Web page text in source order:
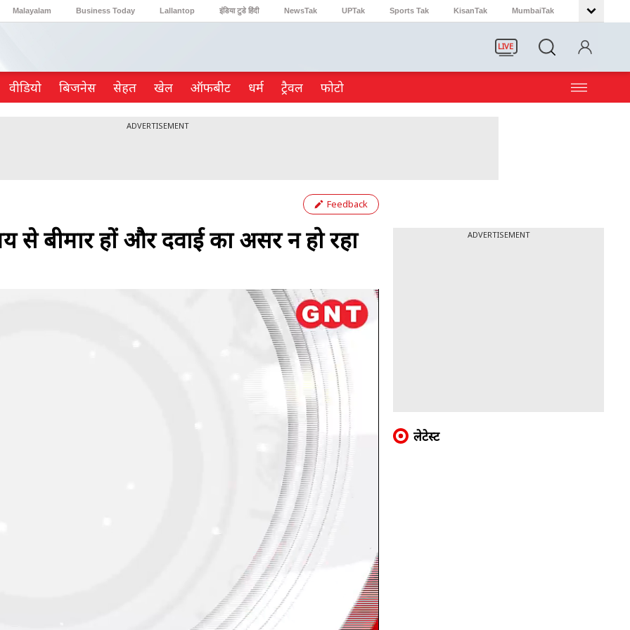
Malayalam Business Today Lallantop इंडिया टुडे हिंदी NewsTak UPTak Sports Tak KisanTak MumbaiTak
LIVE
वीडियो ब‍िजनेस सेहत खेल ऑफबीट धर्म ट्रैवल फोटो
ADVERTISEMENT
Feedback
बीमार हों और दवाई का असर न हो रहा
ADVERTISEMENT
लेटेस्ट